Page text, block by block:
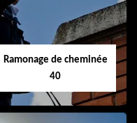
Ramonage de cheminée
40